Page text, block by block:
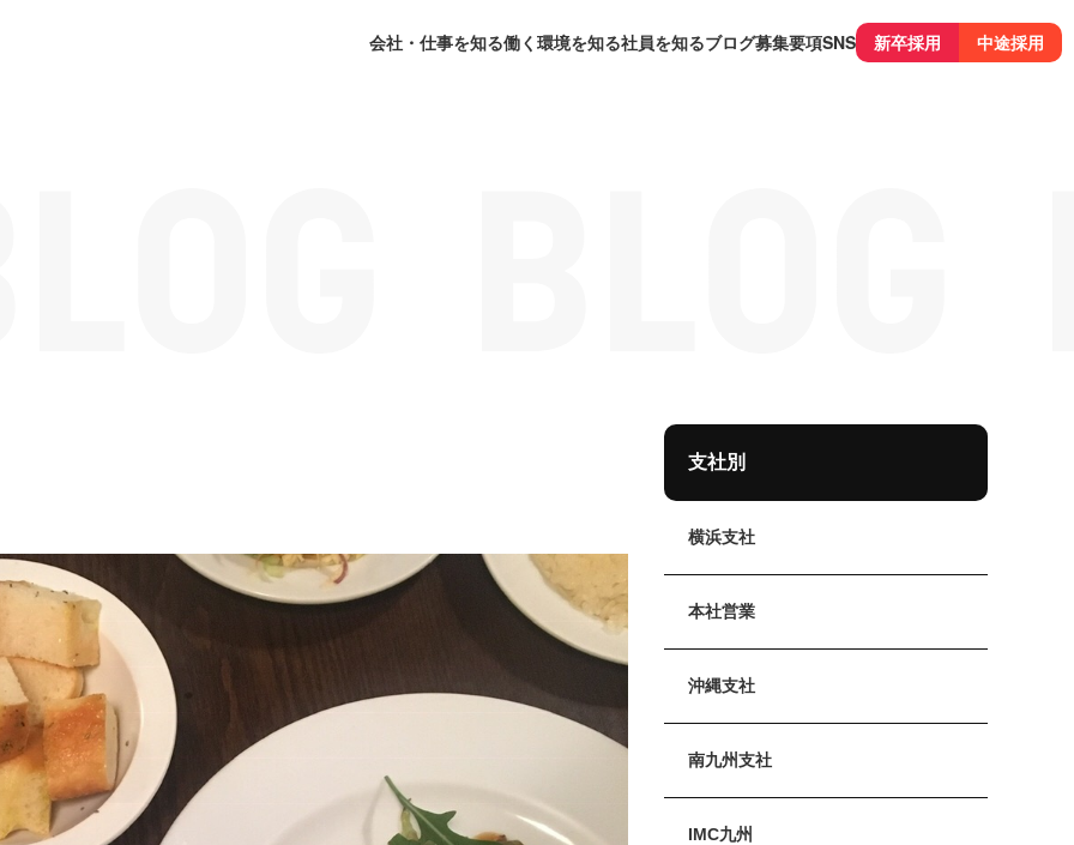
会社・仕事を知る働く環境を知る社員を知るブログ募集要項SNS 新卒採用 中途採用
支社別
横浜支社
本社営業
沖縄支社
南九州支社
IMC九州